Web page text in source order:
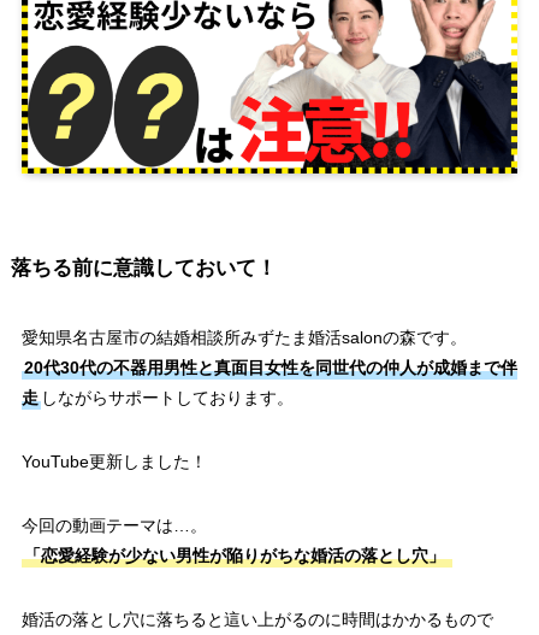
落ちる前に意識しておいて！
愛知県名古屋市の結婚相談所みずたま婚活salonの森です。
20代30代の不器用男性と真面目女性を同世代の仲人が成婚まで伴
走しながらサポートしております。
YouTube更新しました！
今回の動画テーマは…。
「恋愛経験が少ない男性が陥りがちな婚活の落とし穴」
婚活の落とし穴に落ちると這い上がるのに時間はかかるもので